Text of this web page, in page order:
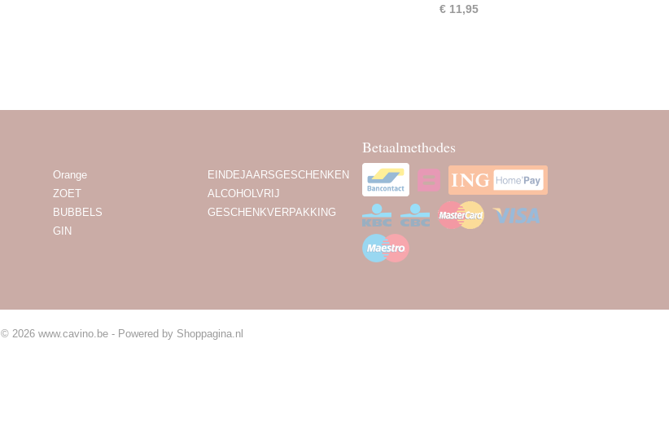
€ 11,95
Orange
ZOET
BUBBELS
GIN
EINDEJAARSGESCHENKEN
ALCOHOLVRIJ
GESCHENKVERPAKKING
Betaalmethodes
© 2026 www.cavino.be - Powered by Shoppagina.nl